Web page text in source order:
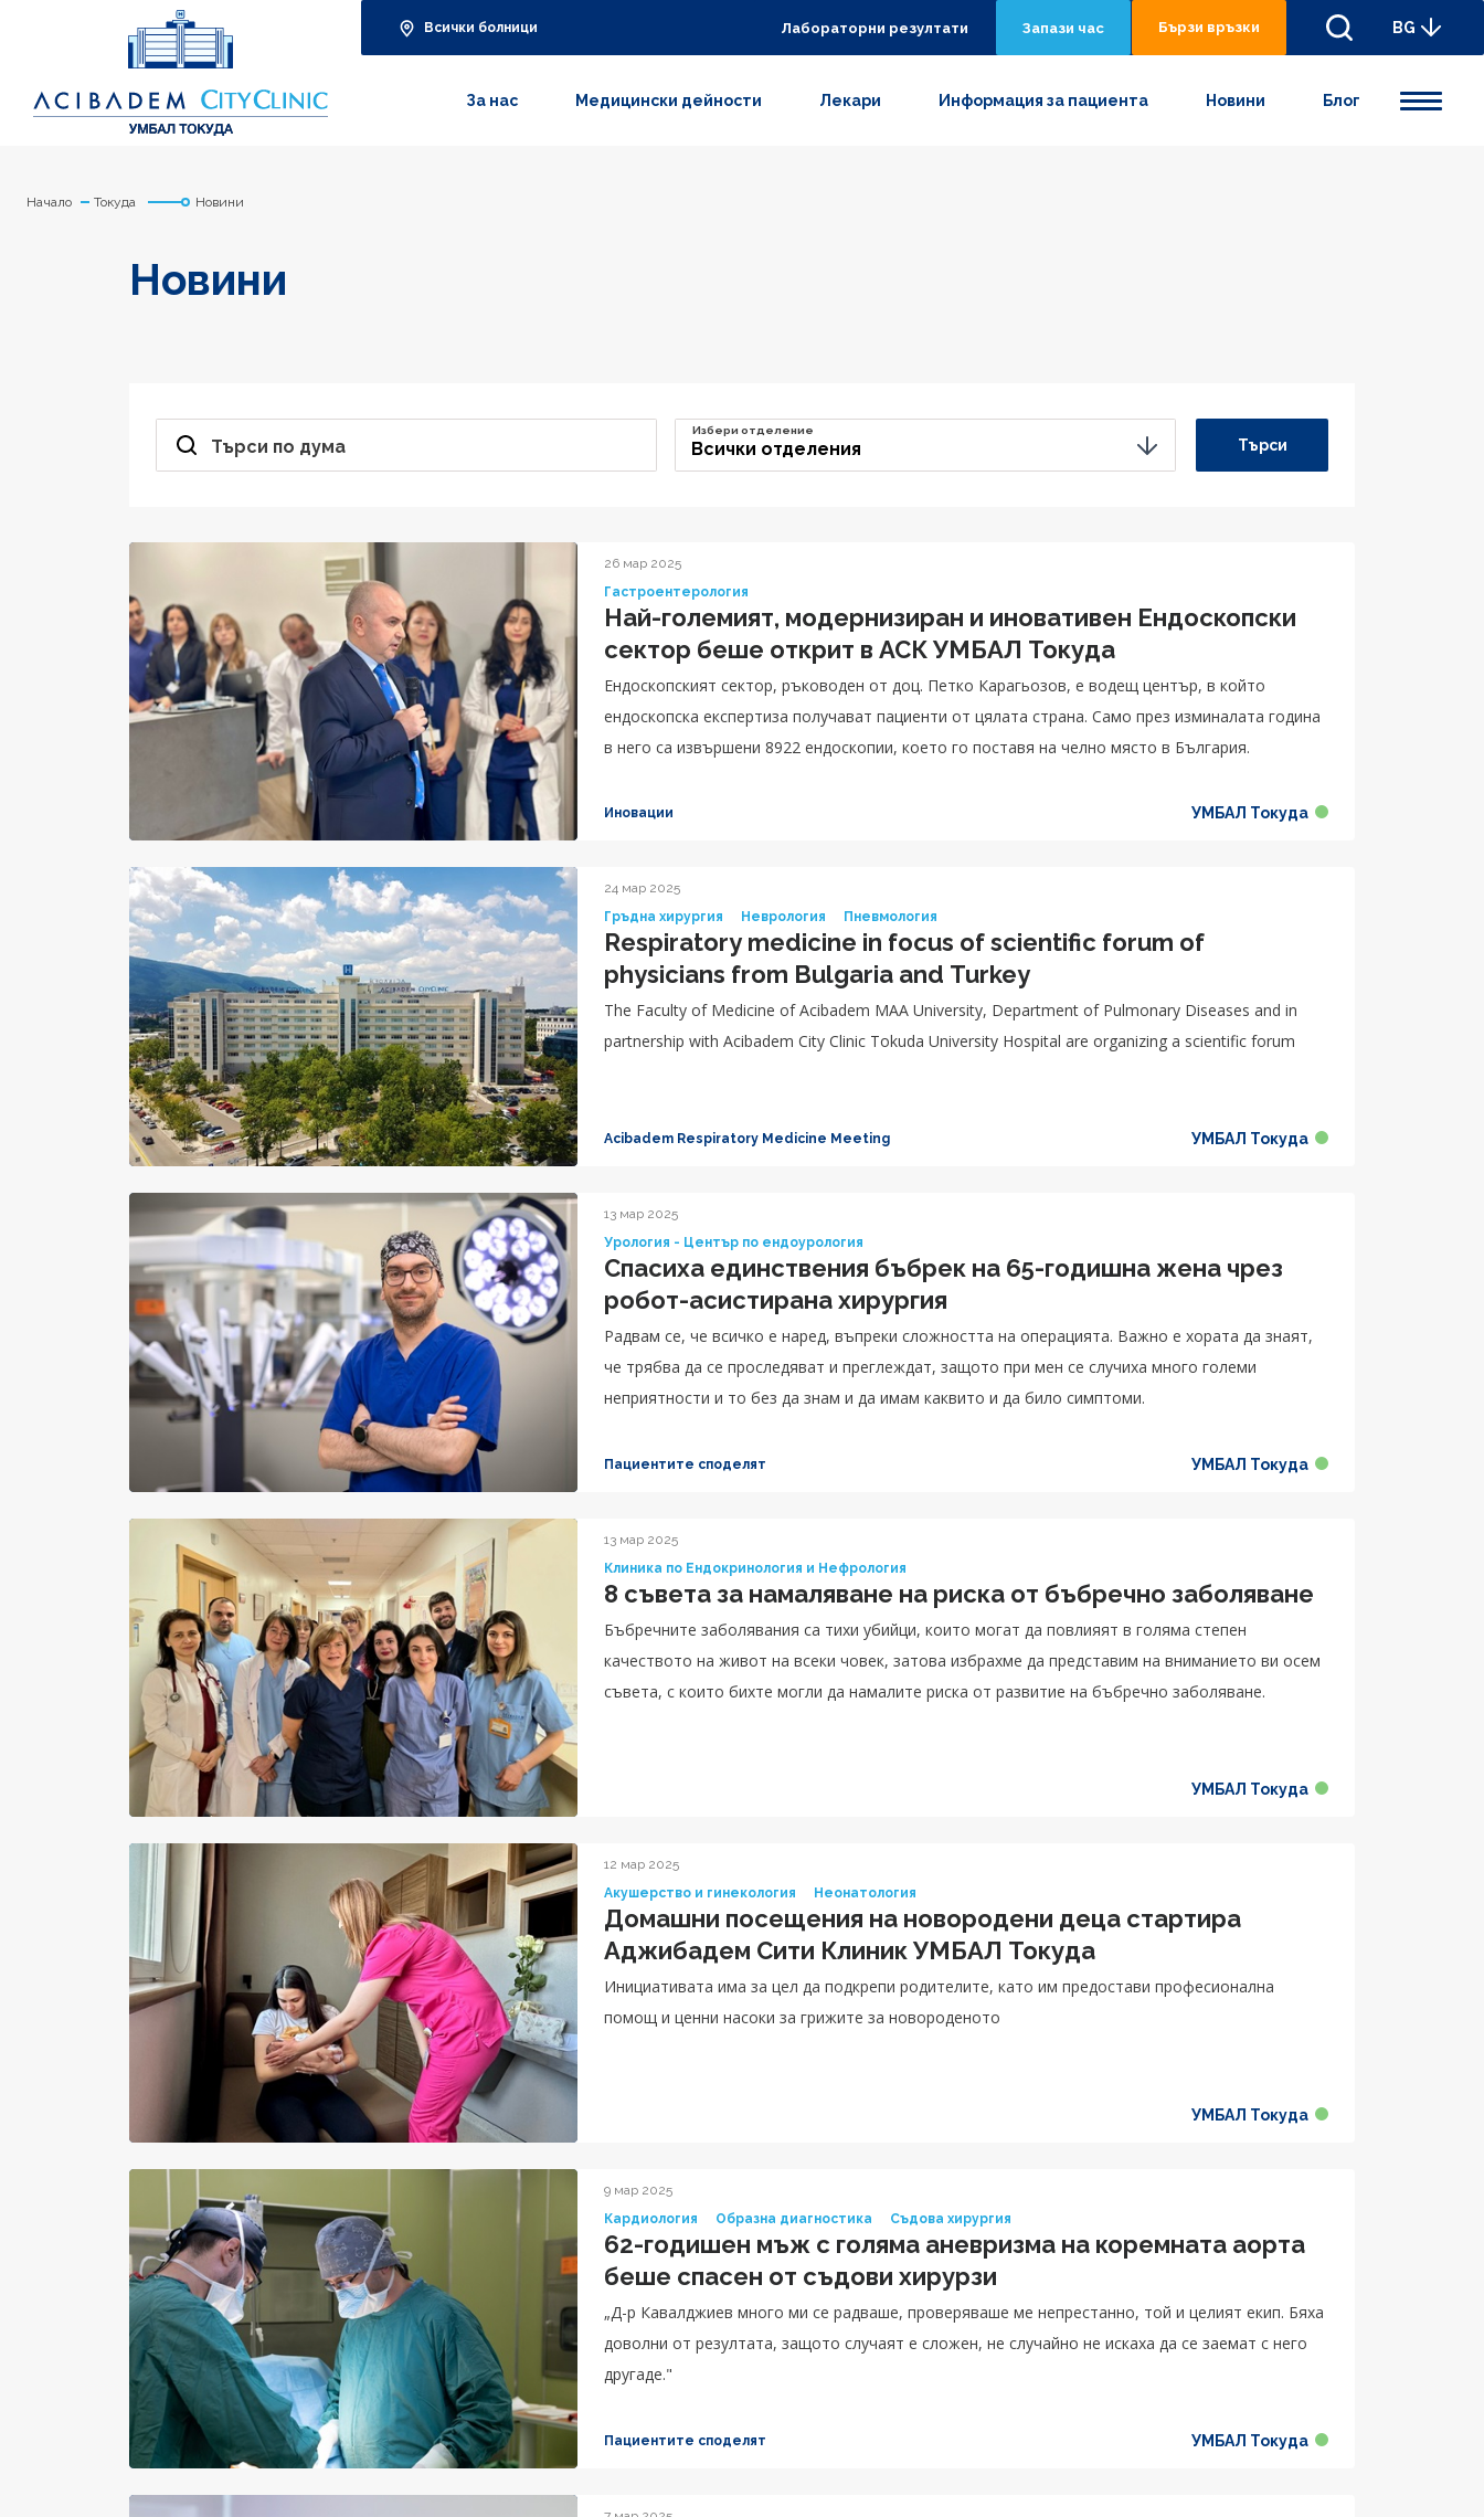
Всички болници Лабораторни резултати Запази час Бързи връзки BG
За нас Медицински дейности Лекари Информация за пациента Новини Блог
Начало Токуда Новини
Новини
Търси по дума Всички отделения
Избери отделение
Търси
26 мар 2025
Гастроентерология
Най-големият, модернизиран и иновативен Ендоскопски
сектор беше открит в АСК УМБАЛ Токуда
Ендоскопският сектор, ръководен от доц. Петко Карагьозов, е водещ център, в който
ендоскопска експертиза получават пациенти от цялата страна. Само през изминалата година
в него са извършени 8922 ендоскопии, което го поставя на челно място в България.
Иновации УМБАЛ Токуда
24 мар 2025
Гръдна хирургия
Неврология Пневмология
Respiratory medicine in focus of scientific forum of
physicians from Bulgaria and Turkey
The Faculty of Medicine of Acibadem MAA University, Department of Pulmonary Diseases and in
partnership with Acibadem City Clinic Tokuda University Hospital are organizing a scientific forum
Acibadem Respiratory Medicine Meeting УМБАЛ Токуда
13 мар 2025
Урология - Център по ендоурология
Спасиха единствения бъбрек на 65-годишна жена чрез
робот-асистирана хирургия
Радвам се, че всичко е наред, въпреки сложността на операцията. Важно е хората да знаят,
че трябва да се проследяват и преглеждат, защото при мен се случиха много големи
неприятности и то без да знам и да имам каквито и да било симптоми.
Пациентите споделят УМБАЛ Токуда
13 мар 2025
Клиника по Ендокринология и Нефрология
8 съвета за намаляване на риска от бъбречно заболяване
Бъбречните заболявания са тихи убийци, които могат да повлияят в голяма степен
качеството на живот на всеки човек, затова избрахме да представим на вниманието ви осем
съвета, с които бихте могли да намалите риска от развитие на бъбречно заболяване.
УМБАЛ Токуда
12 мар 2025
Акушерство и гинекология
Неонатология
Домашни посещения на новородени деца стартира
Аджибадем Сити Клиник УМБАЛ Токуда
Инициативата има за цел да подкрепи родителите, като им предостави професионална
помощ и ценни насоки за грижите за новороденото
УМБАЛ Токуда
9 мар 2025
Кардиология
Образна диагностика Съдова хирургия
62-годишен мъж с голяма аневризма на коремната аорта
беше спасен от съдови хирурзи
„Д-р Кавалджиев много ми се радваше, проверяваше ме непрестанно, той и целият екип. Бяха
доволни от резултата, защото случаят е сложен, не случайно не искаха да се заемат с него
другаде."
Пациентите споделят УМБАЛ Токуда